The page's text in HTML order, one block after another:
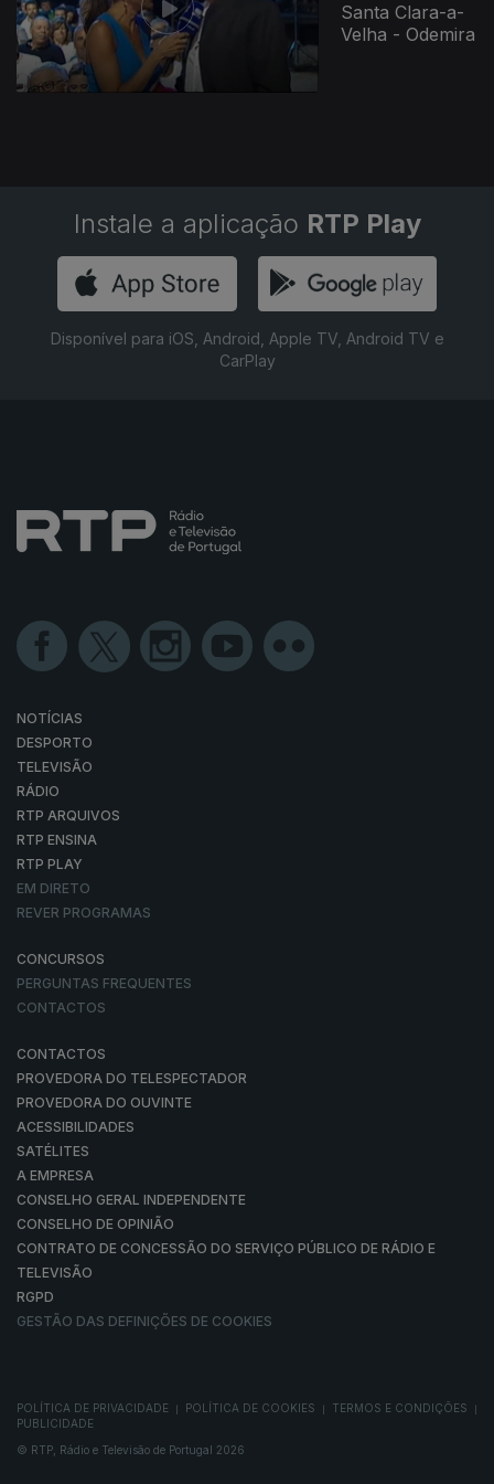
Santa Clara-a-
Velha - Odemira
Instale a aplicação RTP Play
Disponível para iOS, Android, Apple TV, Android TV e
CarPlay
NOTÍCIAS
DESPORTO
TELEVISÃO
RÁDIO
RTP ARQUIVOS
RTP ENSINA
RTP PLAY
EM DIRETO
REVER PROGRAMAS
CONCURSOS
PERGUNTAS FREQUENTES
CONTACTOS
CONTACTOS
PROVEDORA DO TELESPECTADOR
PROVEDORA DO OUVINTE
ACESSIBILIDADES
SATÉLITES
A EMPRESA
CONSELHO GERAL INDEPENDENTE
CONSELHO DE OPINIÃO
CONTRATO DE CONCESSÃO DO SERVIÇO PÚBLICO DE RÁDIO E
TELEVISÃO
RGPD
GESTÃO DAS DEFINIÇÕES DE COOKIES
POLÍTICA DE PRIVACIDADE POLÍTICA DE COOKIES TERMOS E CONDIÇÕES
PUBLICIDADE
© RTP, Rádio e Televisão de Portugal 2026